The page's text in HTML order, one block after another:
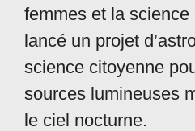
femmes et la science
lancé un projet
science citoyenne
sources lumineuses
le ciel nocturne.